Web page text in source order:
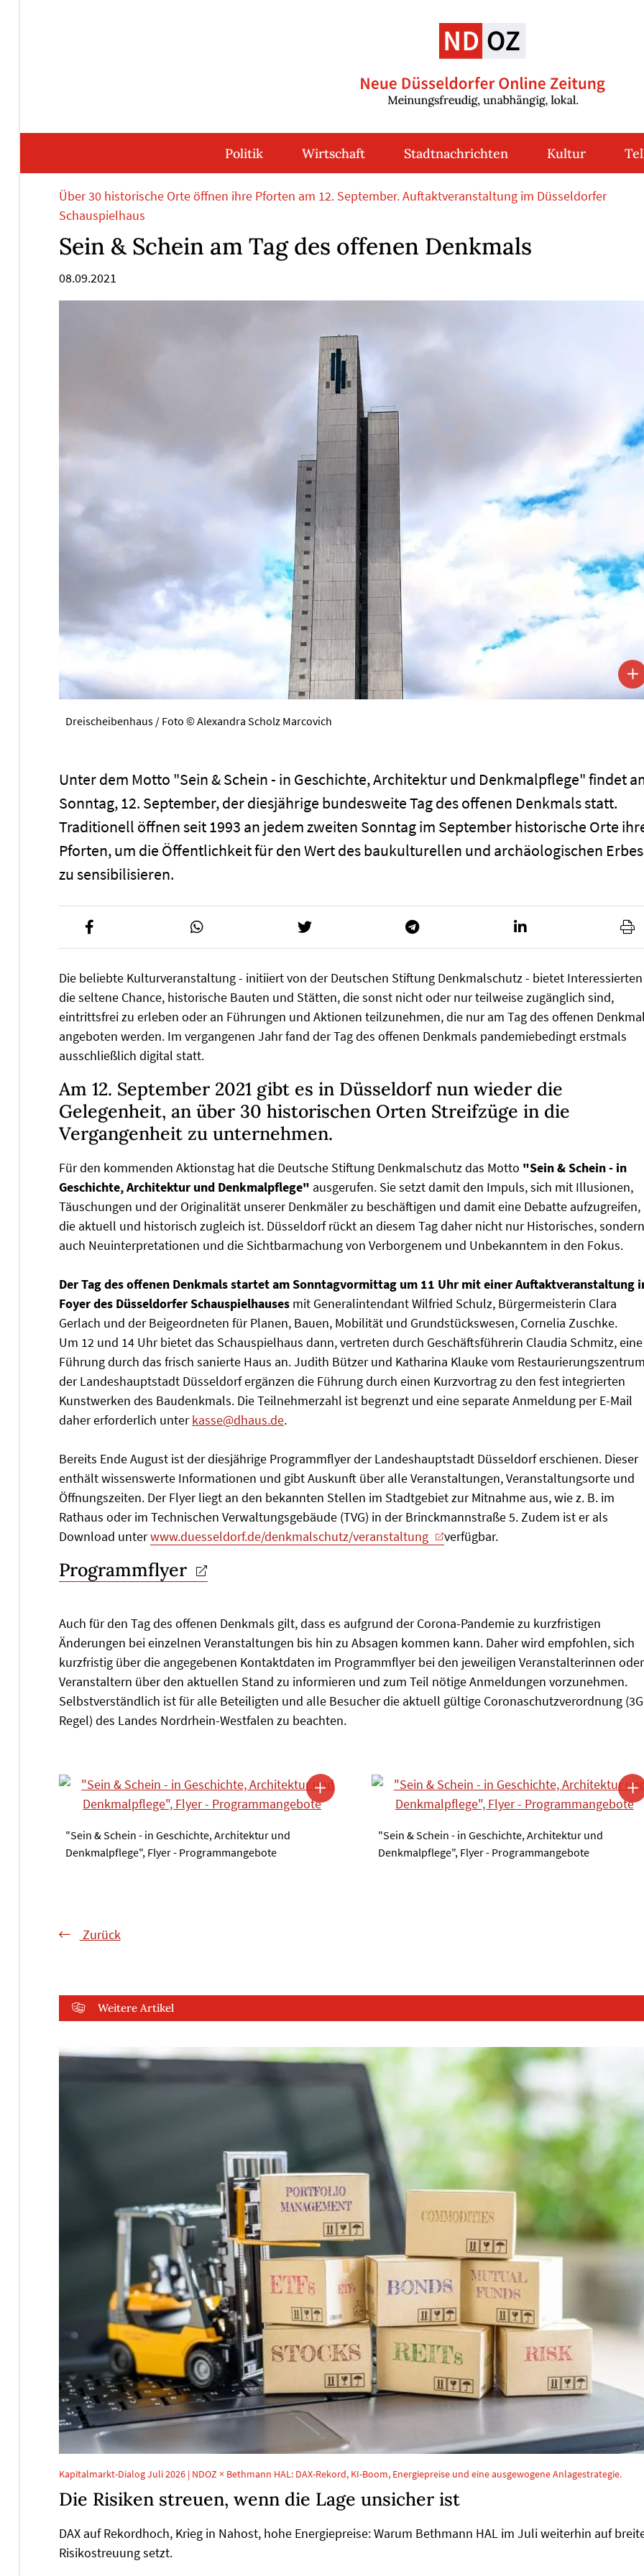
Politik Wirtschaft Stadtnachrichten Kultur
Über 30 historische Orte öffnen ihre Pforten am 12. September. Auftaktveranstaltung im Düsseldorfer
Schauspielhaus
Sein & Schein am Tag des offenen Denkmals
08.09.2021
Dreischeibenhaus / Foto © Alexandra Scholz Marcovich
Unter dem Motto "Sein & Schein - in Geschichte, Architektur und Denkmalpflege" findet
Sonntag, 12. September, der diesjährige bundesweite Tag des offenen Denkmals statt.
Traditionell öffnen seit 1993 an jedem zweiten Sonntag im September historische Orte
Pforten, um die Öffentlichkeit für den Wert des baukulturellen und archäologischen Erbes
zu sensibilisieren.
Die beliebte Kulturveranstaltung - initiiert von der Deutschen Stiftung Denkmalschutz - bietet Interessierten
die seltene Chance, historische Bauten und Stätten, die sonst nicht oder nur teilweise zugänglich sind,
eintrittsfrei zu erleben oder an Führungen und Aktionen teilzunehmen, die nur am Tag des offenen
angeboten werden. Im vergangenen Jahr fand der Tag des offenen Denkmals pandemiebedingt erstmals
ausschließlich digital statt.
Am 12. September 2021 gibt es in Düsseldorf nun wieder die
Gelegenheit, an über 30 historischen Orten Streifzüge in die
Vergangenheit zu unternehmen.
Für den kommenden Aktionstag hat die Deutsche Stiftung Denkmalschutz das Motto "Sein & Schein - in
Geschichte, Architektur und Denkmalpflege" ausgerufen. Sie setzt damit den Impuls, sich mit Illusionen,
Täuschungen und der Originalität unserer Denkmäler zu beschäftigen und damit eine Debatte aufzugreifen,
die aktuell und historisch zugleich ist. Düsseldorf rückt an diesem Tag daher nicht nur Historisches, sondern
auch Neuinterpretationen und die Sichtbarmachung von Verborgenem und Unbekanntem in den Fokus.
Der Tag des offenen Denkmals startet am Sonntagvormittag um 11 Uhr mit einer Auftaktveranstaltung
Foyer des Düsseldorfer Schauspielhauses mit Generalintendant Wilfried Schulz, Bürgermeisterin Clara
Gerlach und der Beigeordneten für Planen, Bauen, Mobilität und Grundstückswesen, Cornelia Zuschke.
Um 12 und 14 Uhr bietet das Schauspielhaus dann, vertreten durch Geschäftsführerin Claudia Schmitz, eine
Führung durch das frisch sanierte Haus an. Judith Bützer und Katharina Klauke vom
der Landeshauptstadt Düsseldorf ergänzen die Führung durch einen Kurzvortrag zu den fest integrierten
Kunstwerken des Baudenkmals. Die Teilnehmerzahl ist begrenzt und eine separate Anmeldung per E-Mail
daher erforderlich unterkasse@dhaus.de.
Bereits Ende August ist der diesjährige Programmflyer der Landeshauptstadt Düsseldorf erschienen. Dieser
enthält wissenswerte Informationen und gibt Auskunft über alle Veranstaltungen, Veranstaltungsorte und
Öffnungszeiten. Der Flyer liegt an den bekannten Stellen im Stadtgebiet zur Mitnahme aus, wie z. B. im
Rathaus oder im Technischen Verwaltungsgebäude (TVG) in der Brinckmannstraße 5. Zudem ist er als
Download unterwww.duesseldorf.de/denkmalschutz/veranstaltung verfügbar.
Programmflyer
Auch für den Tag des offenen Denkmals gilt, dass es aufgrund der Corona-Pandemie zu kurzfristigen
Änderungen bei einzelnen Veranstaltungen bis hin zu Absagen kommen kann. Daher wird empfohlen, sich
kurzfristig über die angegebenen Kontaktdaten im Programmflyer bei den jeweiligen Veranstalterinnen oder
Veranstaltern über den aktuellen Stand zu informieren und zum Teil nötige Anmeldungen vorzunehmen.
Selbstverständlich ist für alle Beteiligten und alle Besucher die aktuell gültige Coronaschutzverordnung
Regel) des Landes Nordrhein-Westfalen zu beachten.
"Sein & Schein - in Geschichte, Architektur und
Denkmalpflege", Flyer - Programmangebote
"Sein & Schein - in Geschichte, Architektur und
Denkmalpflege", Flyer - Programmangebote
Zurück
Weitere Artikel
Kapitalmarkt-Dialog Juli 2026 | NDOZ × Bethmann HAL: DAX-Rekord, KI-Boom, Energiepreise und eine ausgewogene Anlagestrategie.
Die Risiken streuen, wenn die Lage unsicher ist
DAX auf Rekordhoch, Krieg in Nahost, hohe Energiepreise: Warum Bethmann HAL im Juli weiterhin auf
Risikostreuung setzt.